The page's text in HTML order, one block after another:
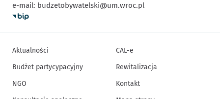
e-mail: budzetobywatelski@um.wroc.pl
Aktualności
Budżet partycypacyjny
NGO
CAL-e
Rewitalizacja
Kontakt